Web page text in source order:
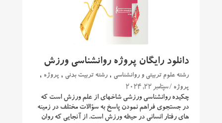
دانلود رایگان پروژه روانشناسی ورزش
رشته علوم تربیتی و روانشناسی ,رشته تربیت بدنی , پروژه ,
پروژه / سپتامبر 22, 2024
چکیده روان‎شناسی ورزشی شاخه‎ای از علم ورزش است که